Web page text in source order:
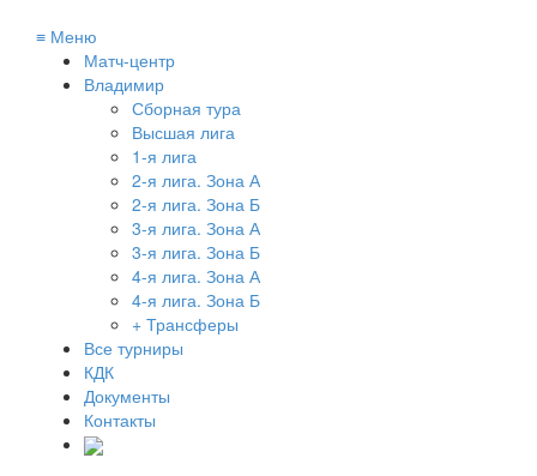
≡ Меню
Матч-центр
Владимир
Сборная тура
Высшая лига
1-я лига
2-я лига. Зона А
2-я лига. Зона Б
3-я лига. Зона А
3-я лига. Зона Б
4-я лига. Зона А
4-я лига. Зона Б
+ Трансферы
Все турниры
КДК
Документы
Контакты